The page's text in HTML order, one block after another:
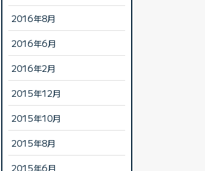
2016年8月
2016年6月
2016年2月
2015年12月
2015年10月
2015年8月
2015年6月